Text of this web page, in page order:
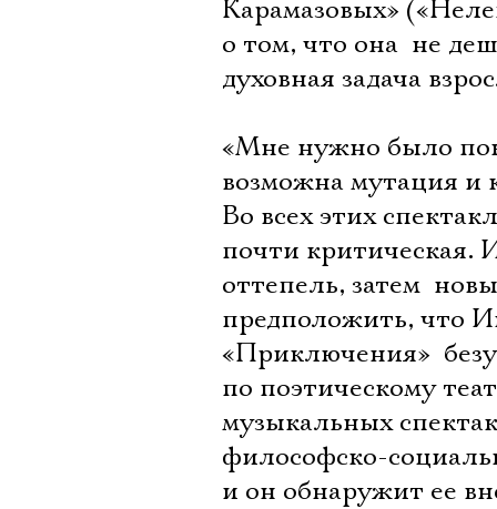
Карамазовых»
о том, что она  не
духовная задача
«Мне нужно было
возможна мутация и
Во всех этих
почти критическая.
оттепель, затем 
предположить, что
«Приключения» 
по поэтическому
музыкальных
философско-
и он обнаружит ее